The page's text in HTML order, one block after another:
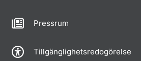
Pressrum
Tillgänglighetsredogörelse